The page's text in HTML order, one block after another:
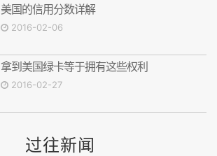
美国的信用分数详解
2016-02-06
拿到美国绿卡等于拥有这些权利
2016-02-27
过往新闻